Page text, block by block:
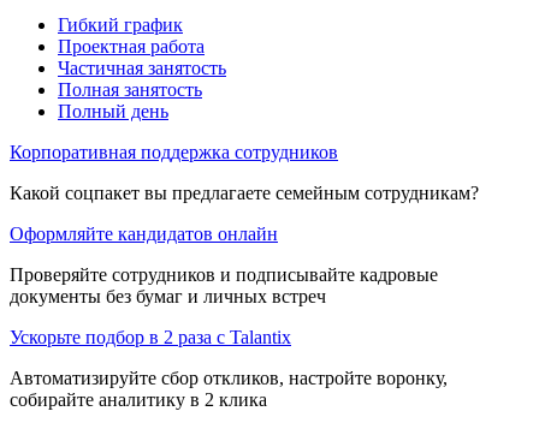
Гибкий график
Проектная работа
Частичная занятость
Полная занятость
Полный день
Корпоративная поддержка сотрудников
Какой соцпакет вы предлагаете семейным сотрудникам?
Оформляйте кандидатов онлайн
Проверяйте сотрудников и подписывайте кадровые
документы без бумаг и личных встреч
Ускорьте подбор в 2 раза с Talantix
Автоматизируйте сбор откликов, настройте воронку,
собирайте аналитику в 2 клика